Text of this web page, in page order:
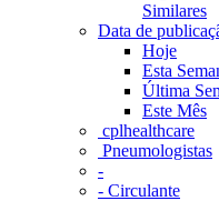
Similares
Data de
Hoje
Esta
Última
Este Mês
‎ cplhealthcare‬
Pneumologistas
-
- Circulante